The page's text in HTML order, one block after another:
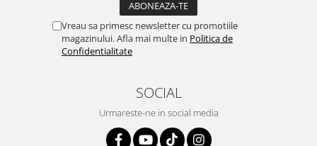
Zgarzi, lese si hamuri
PC, Periferice & Software
Vreau sa primesc newsletter cu promotiile
magazinului. Afla mai multe in Politica de
Confidentialitate
SOCIAL
Urmareste-ne in social media